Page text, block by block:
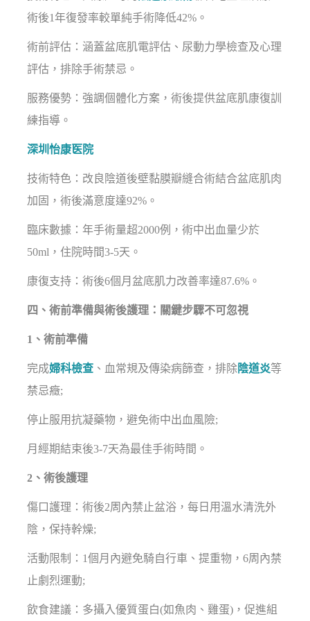
術後1年復發率較單純手術降低42%。
術前評估：涵蓋盆底肌電評估、尿動力學檢查及心理
評估，排除手術禁忌。
服務優勢：強調個體化方案，術後提供盆底肌康復訓
練指導。
深圳怡康医院
技術特色：改良陰道後壁黏膜瓣縫合術結合盆底肌肉
加固，術後滿意度達92%。
臨床數據：年手術量超2000例，術中出血量少於
50ml，住院時間3-5天。
康復支持：術後6個月盆底肌力改善率達87.6%。
四、術前準備與術後護理：關鍵步驟不可忽視
1、術前準備
完成婦科檢查 、血常規及傳染病篩查，排除陰道炎等
禁忌癥;
停止服用抗凝藥物，避免術中出血風險;
月經期結束後3-7天為最佳手術時間。
2、術後護理
傷口護理：術後2周內禁止盆浴，每日用溫水清洗外
陰，保持幹燥;
活動限制：1個月內避免騎自行車、提重物，6周內禁
止劇烈運動;
飲食建議：多攝入優質蛋白(如魚肉、雞蛋)，促進組